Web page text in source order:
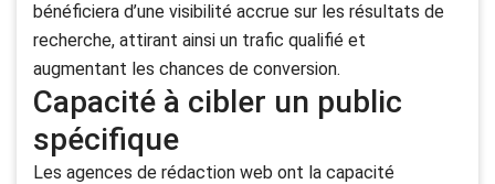
bénéficiera d’une visibilité accrue sur les résultats de
recherche, attirant ainsi un trafic qualifié et
augmentant les chances de conversion.
Capacité à cibler un public
spécifique
Les agences de rédaction web ont la capacité